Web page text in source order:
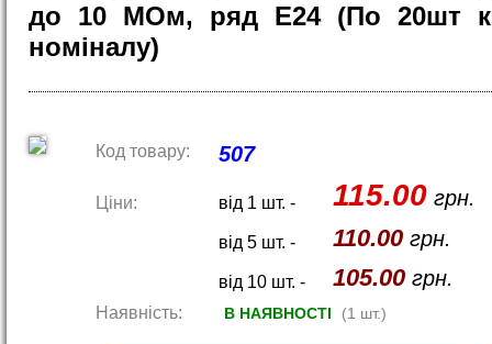
до 10 МОм, ряд Е24 (По 20шт
номіналу)
Код товару: 507
Ціни: від 1 шт. - 115.00грн.
від 5 шт. - 110.00грн.
від 10 шт. - 105.00грн.
Наявність: В НАЯВНОСТІ (1 шт.)